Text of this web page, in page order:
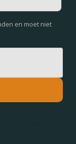
en moet niet